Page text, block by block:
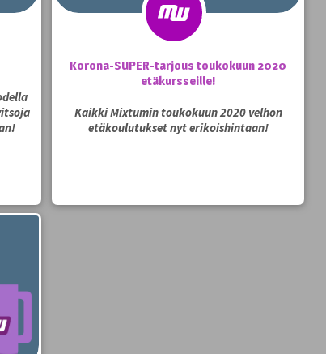
Korona-SUPER-tarjous toukokuun 2020
etäkursseille!
Kaikki Mixtumin toukokuun 2020 velhon
etäkoulutukset nyt erikoishintaan!